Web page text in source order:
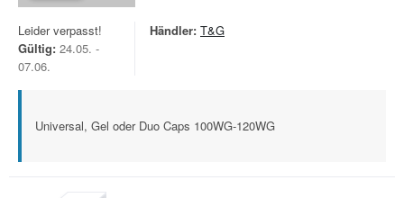
Leider verpasst!
Gültig: 24.05. -
07.06.
Händler: T&G
Universal, Gel oder Duo Caps 100WG-120WG